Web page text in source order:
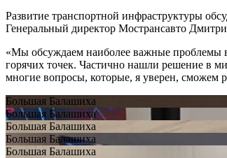
Развитие транспортной инфраструктуры
Генеральный директор Мострансавто
«Мы обсуждаем наиболее важные проблемы
горячих точек. Частично нашли решение в
многие вопросы, которые, я уверен, сможем
Большая Балашиха
Большая Балашиха
Большая Балашиха
Большая Балашиха
Большая Балашиха